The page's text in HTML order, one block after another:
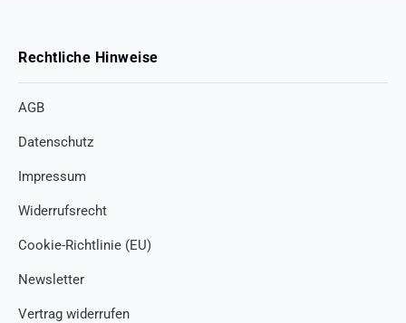
Rechtliche Hinweise
AGB
Datenschutz
Impressum
Widerrufsrecht
Cookie-Richtlinie (EU)
Newsletter
Vertrag widerrufen